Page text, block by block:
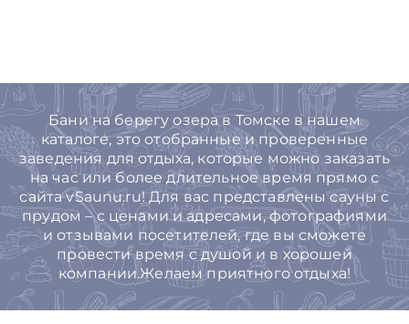
Бани на берегу озера в Томске в нашем
каталоге, это отобранные и проверенные
заведения для отдыха, которые можно заказать
на час или более длительное время прямо с
сайта vSaunu.ru! Для вас представлены сауны с
прудом – с ценами и адресами, фотографиями
и отзывами посетителей, где вы сможете
провести время с душой и в хорошей
компании.Желаем приятного отдыха!